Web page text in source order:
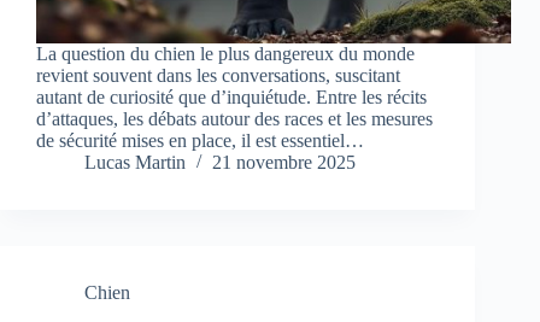
La question du chien le plus dangereux du monde
revient souvent dans les conversations, suscitant
autant de curiosité que d’inquiétude. Entre les récits
d’attaques, les débats autour des races et les mesures
de sécurité mises en place, il est essentiel…
Lucas Martin
21 novembre 2025
Chien